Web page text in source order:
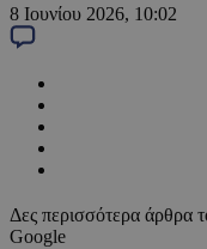
8 Ιουνίου 2026, 10:02
Δες περισσότερα άρθρα
Google